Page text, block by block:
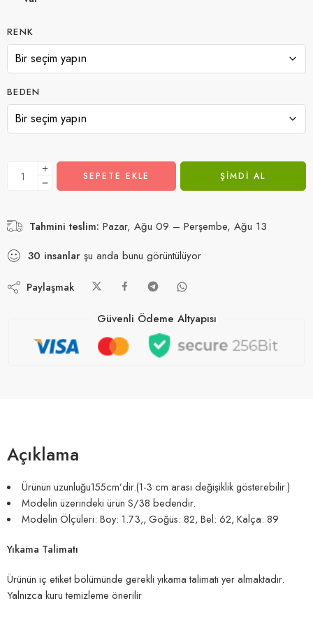
RENK
BEDEN
SEPETE EKLE ŞIMDI AL
Tahmini teslim: Pazar, Ağu 09 – Perşembe, Ağu 13
30 insanlar şu anda bunu görüntülüyor
Paylaşmak
Güvenli Ödeme Altyapısı
Açıklama
Ürünün uzunluğu155cm’dir.(1-3 cm arası değişiklik gösterebilir.)
Modelin üzerindeki ürün S/38 bedendir.
Modelin Ölçüleri: Boy: 1.73,, Göğüs: 82, Bel: 62, Kalça: 89
Yıkama Talimatı
Ürünün iç etiket bölümünde gerekli yıkama talimatı yer almaktadır.
Yalnızca kuru temizleme önerilir